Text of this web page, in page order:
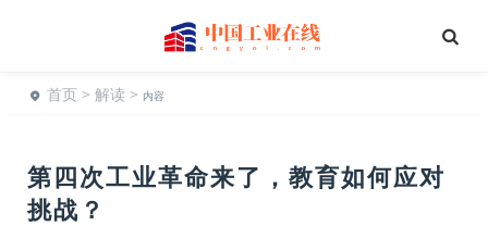
首页 > 解读 > 内容
第四次工业革命来了，教育如何应对
挑战？